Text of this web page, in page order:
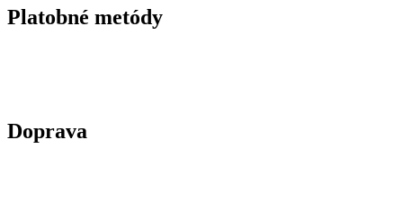
Platobné metódy
Doprava